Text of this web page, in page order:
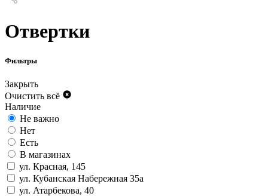
Отвертки
Фильтры
Закрыть
Очистить всё
Наличие
Не важно
Нет
Есть
В магазинах
ул. Красная, 145
ул. Кубанская Набережная 35а
ул. Атарбекова, 40